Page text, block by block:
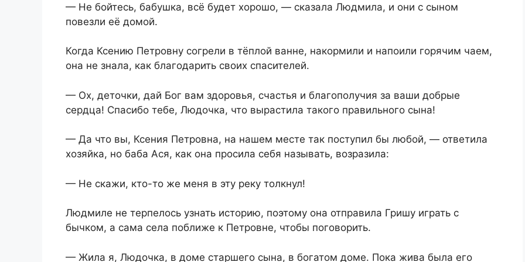
— Не бойтесь, бабушка, всё будет хорошо, — сказала Людмила, и они с сыном
повезли её домой.
Когда Ксению Петровну согрели в тёплой ванне, накормили и напоили горячим чаем,
она не знала, как благодарить своих спасителей.
— Ох, деточки, дай Бог вам здоровья, счастья и благополучия за ваши добрые
сердца! Спасибо тебе, Людочка, что вырастила такого правильного сына!
— Да что вы, Ксения Петровна, на нашем месте так поступил бы любой, — ответила
хозяйка, но баба Ася, как она просила себя называть, возразила:
— Не скажи, кто-то же меня в эту реку толкнул!
Людмиле не терпелось узнать историю, поэтому она отправила Гришу играть с
бычком, а сама села поближе к Петровне, чтобы поговорить.
— Жила я, Людочка, в доме старшего сына, в богатом доме. Пока жива была его